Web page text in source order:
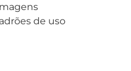
de uso